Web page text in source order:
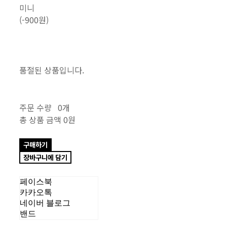
미니
(-900원)
품절된 상품입니다.
주문 수량 0개
총 상품 금액 0원
구매하기
장바구니에 담기
페이스북
카카오톡
네이버 블로그
밴드